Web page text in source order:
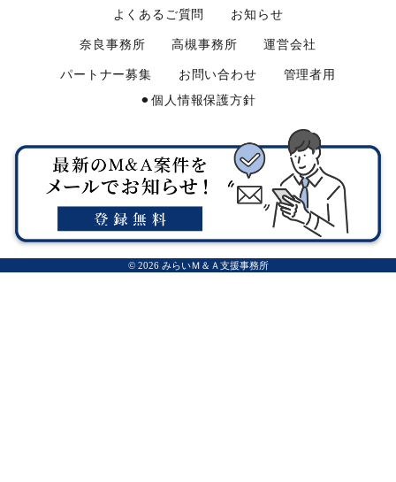
よくあるご質問 お知らせ
奈良事務所 高槻事務所 運営会社
パートナー募集 お問い合わせ
管理者用
⚫︎個人情報保護方針
© 2026 みらいＭ＆Ａ支援事務所